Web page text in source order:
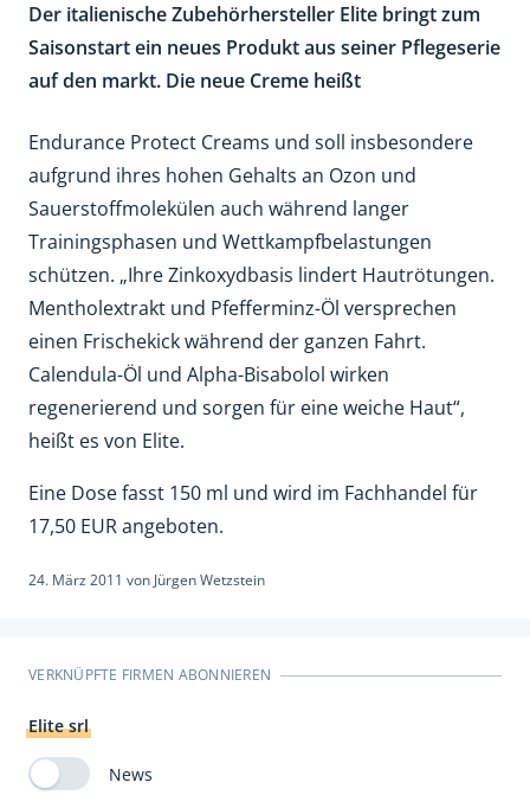
Der italienische Zubehörhersteller Elite bringt zum
Saisonstart ein neues Produkt aus seiner Pflegeserie
auf den markt. Die neue Creme heißt
Endurance Protect Creams und soll insbesondere
aufgrund ihres hohen Gehalts an Ozon und
Sauerstoffmolekülen auch während langer
Trainingsphasen und Wettkampfbelastungen
schützen. „Ihre Zinkoxydbasis lindert Hautrötungen.
Mentholextrakt und Pfefferminz-Öl versprechen
einen Frischekick während der ganzen Fahrt.
Calendula-Öl und Alpha-Bisabolol wirken
regenerierend und sorgen für eine weiche Haut“,
heißt es von Elite.
Eine Dose fasst 150 ml und wird im Fachhandel für
17,50 EUR angeboten.
24. März 2011 von Jürgen Wetzstein
VERKNÜPFTE FIRMEN ABONNIEREN
Elite srl
News